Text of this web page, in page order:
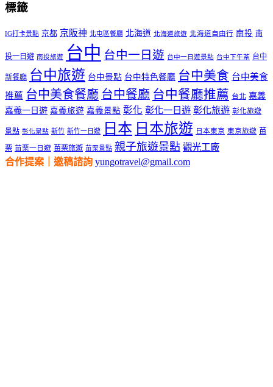
標籤
IG打卡景點 京都 京阪神 北屯區餐廳 北海道 北海道旅遊 北海道自由行 南投 南
投一日遊 南投旅遊 台中 台中一日遊 台中一日遊景點 台中下午茶 台中
新餐廳 台中旅遊 台中景點 台中特色餐廳 台中美食 台中美食
推薦 台中美食餐廳 台中餐廳 台中餐廳推薦 台北 嘉義
嘉義一日遊 嘉義旅遊 嘉義景點 彰化 彰化一日遊 彰化旅遊 彰化旅遊
景點 彰化景點 新竹 新竹一日遊 日本 日本旅遊 日本東京 東京旅遊 苗
栗 苗栗一日遊 苗栗旅遊 苗栗景點 親子旅遊景點 觀光工廠
合作提案｜邀稿諮詢 yungotravel@gmail.com